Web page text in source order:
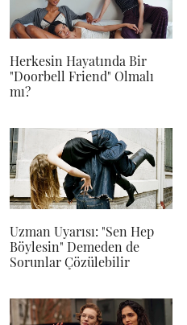
Herkesin Hayatında Bir
"Doorbell Friend" Olmalı
mı?
Uzman Uyarısı: "Sen Hep
Böylesin" Demeden de
Sorunlar Çözülebilir